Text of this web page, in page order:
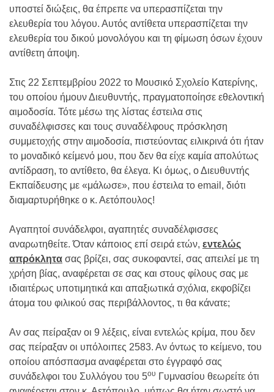
υποστεί διώξεις, θα έπρεπε να υπερασπίζεται την
ελευθερία του λόγου. Αυτός αντίθετα υπερασπίζεται την
ελευθερία του δικού μονολόγου και τη φίμωση όσων έχουν
αντίθετη άποψη.
Στις 22 Σεπτεμβρίου 2022 το Μουσικό Σχολείο Κατερίνης,
του οποίου ήμουν Διευθυντής, πραγματοποίησε εθελοντική
αιμοδοσία. Τότε μέσω της λίστας έστειλα στις
συναδέλφισσες και τους συναδέλφους πρόσκληση
συμμετοχής στην αιμοδοσία, πιστεύοντας ειλικρινά ότι ήταν
το μοναδικό κείμενό μου, που δεν θα είχε καμία απολύτως
αντίδραση, το αντίθετο, θα έλεγα. Κι όμως, ο Διευθυντής
Εκπαίδευσης με «μάλωσε», που έστειλα το email, διότι
διαμαρτυρήθηκε ο κ. Αετόπουλος!
Αγαπητοί συνάδελφοι, αγαπητές συναδέλφισσες
αναρωτηθείτε. Όταν κάποιος επί σειρά ετών, εντελώς
απρόκλητα σας βρίζει, σας συκοφαντεί, σας απειλεί με τη
χρήση βίας, αναφέρεται σε σας και στους φίλους σας με
ιδιαιτέρως υποτιμητικά και απαξιωτικά σχόλια, εκφοβίζει
άτομα του φιλικού σας περιβάλλοντος, τι θα κάνατε;
Αν σας πείραξαν οι 9 λέξεις, είναι εντελώς κρίμα, που δεν
σας πείραξαν οι υπόλοιπες 2583. Αν όντως το κείμενο, του
οποίου απόσπασμα αναφέρεται στο έγγραφό σας
συνάδελφοι του Συλλόγου του 5ου Γυμνασίου θεωρείτε ότι